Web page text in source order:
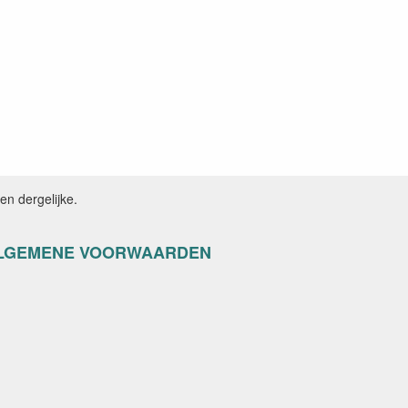
dergelijke.
VOORWAARDEN